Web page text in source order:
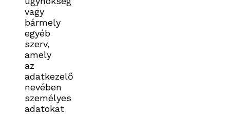
vagy
bármely
egyéb
szerv,
amely
az
adatkezelő
nevében
személyes
adatokat